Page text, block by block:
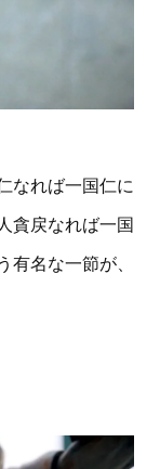
なれば一国仁に
貪戻なれば一国
名な一節が、